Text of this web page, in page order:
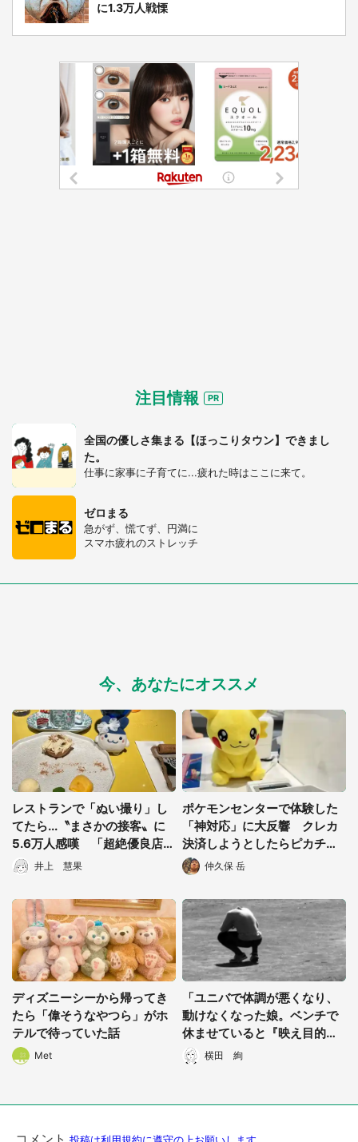
に1.3万人戦慄
注目情報
全国の優しさ集まる【ほっこりタウン】できまし
た。
仕事に家事に子育てに...疲れた時はここに来て。
ゼロまる
急がず、慌てず、円満に
スマホ疲れのストレッチ
今、あなたにオススメ
レストランで「ぬい撮り」し
てたら...〝まさかの接客〟に
5.6万人感嘆 「超絶優良店」
「こんなの泣いてしまう」
井上 慧果
ポケモンセンターで体験した
「神対応」に大反響 クレカ
決済しようとしたらピカチュ
ウを...愛を感じる配慮に「笑
顔もらった」
仲久保 岳
ディズニーシーから帰ってき
たら「偉そうなやつら」がホ
テルで待っていた話
Met
「ユニバで体調が悪くなり、
動けなくなった娘。ベンチで
休ませていると『映え目的』
っぽい女子高生が...」（愛知
県・30代男性）
横田 絢